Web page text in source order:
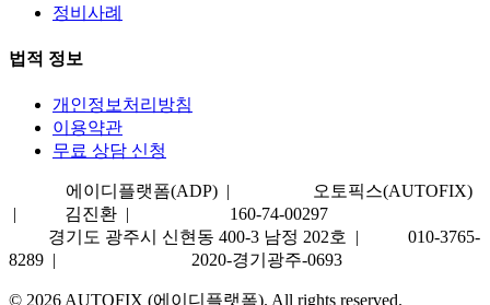
정비사례
법적 정보
개인정보처리방침
이용약관
무료 상담 신청
에이디플랫폼(ADP) |
오토픽스(AUTOFIX)
|
김진환 |
160-74-00297
경기도 광주시 신현동 400-3 남정 202호 |
010-3765-
8289 |
2020-경기광주-0693
© 2026 AUTOFIX (에이디플랫폼). All rights reserved.